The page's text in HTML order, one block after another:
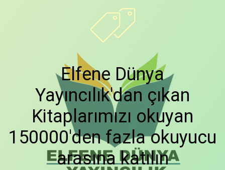
Elfene Dünya
Yayıncılık'dan çıkan
Kitaplarımızı okuyan
150000'den fazla okuyucu
arasına katılın